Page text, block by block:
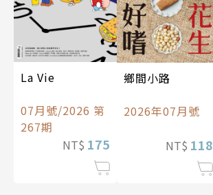
La Vie
07月號/2026 第
267期
NT$ 175
鄉間小路
2026年07月號
NT$ 118